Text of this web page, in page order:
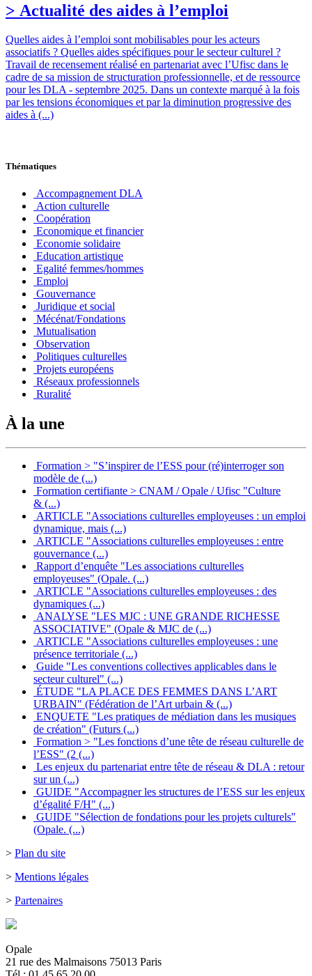
> Actualité des aides à l’emploi
Quelles aides à l’emploi sont mobilisables pour les acteurs
associatifs ? Quelles aides spécifiques pour le secteur culturel ?
Travail de recensement réalisé en partenariat avec l’Ufisc dans le
cadre de sa mission de structuration professionnelle, et de ressource
pour les DLA - septembre 2025. Dans un contexte marqué à la fois
par les tensions économiques et par la diminution progressive des
aides à (...)
Thématiques
Accompagnement DLA
Action culturelle
Coopération
Economique et financier
Economie solidaire
Education artistique
Egalité femmes/hommes
Emploi
Gouvernance
Juridique et social
Mécénat/Fondations
Mutualisation
Observation
Politiques culturelles
Projets européens
Réseaux professionnels
Ruralité
À la une
Formation > "S’inspirer de l’ESS pour (ré)interroger son
modèle de (...)
Formation certifiante > CNAM / Opale / Ufisc "Culture
& (...)
ARTICLE "Associations culturelles employeuses : un emploi
dynamique, mais (...)
ARTICLE "Associations culturelles employeuses : entre
gouvernance (...)
Rapport d’enquête "Les associations culturelles
employeuses" (Opale. (...)
ARTICLE "Associations culturelles employeuses : des
dynamiques (...)
ANALYSE "LES MJC : UNE GRANDE RICHESSE
ASSOCIATIVE" (Opale & MJC de (...)
ARTICLE "Associations culturelles employeuses : une
présence territoriale (...)
Guide "Les conventions collectives applicables dans le
secteur culturel" (...)
ÉTUDE "LA PLACE DES FEMMES DANS L’ART
URBAIN" (Fédération de l’Art urbain & (...)
ENQUETE "Les pratiques de médiation dans les musiques
de création" (Futurs (...)
Formation > "Les fonctions d’une tête de réseau culturelle de
l’ESS" (2 (...)
Les enjeux du partenariat entre tête de réseau & DLA : retour
sur un (...)
GUIDE "Accompagner les structures de l’ESS sur les enjeux
d’égalité F/H" (...)
GUIDE "Sélection de fondations pour les projets culturels"
(Opale. (...)
> Plan du site
> Mentions légales
> Partenaires
Opale
21 rue des Malmaisons 75013 Paris